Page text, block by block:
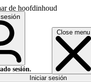
de hoofdinhoud
Close menu
sesión.
Iniciar sesión